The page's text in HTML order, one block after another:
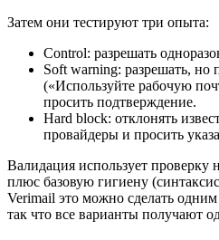
Затем они тестируют три опыта:
Control: разрешать
Soft warning: разрешать, но
(«Используйте рабочую
просить подтверждение.
Hard block: отклонять
провайдеры и просить
Валидация использует проверку
плюс базовую гигиену
Verimail это можно сделать
так что все варианты получают